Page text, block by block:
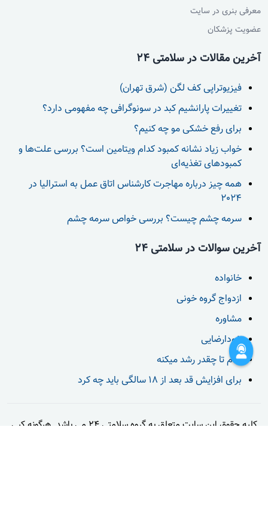
معرفی بنری در سایت
عضویت پزشکان
آخرین مقالات در سلامتی 24
فیزیوتراپی کف لگن (شرق تهران)
تغییرات پارانشیم کبد در سونوگرافی چه مفهومی دارد؟
برای رفع خشکی مو چه کنیم؟
خواب زیاد نشانه کمبود کدام ویتامین است؟ بررسی علت‌ها و
کمبودهای تغذیه‌ای
همه چیز درباره مهاجرت کارشناس اتاق عمل به استرالیا در
2024
سرمه چشم چیست؟ بررسی خواص سرمه چشم
آخرین سوالات در سلامتی 24
خانواده
ازدواج گروه خونی
مشاوره
خودارضایی
قدم تا چقدر رشد میکنه
برای افزایش قد بعد از 18 سالگی باید چه کرد
کلیه حقوق این سایت متعلق به گروه سلامتی 24 می باشد. هرگونه کپی